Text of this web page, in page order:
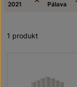
2021
Pálava
1 produkt